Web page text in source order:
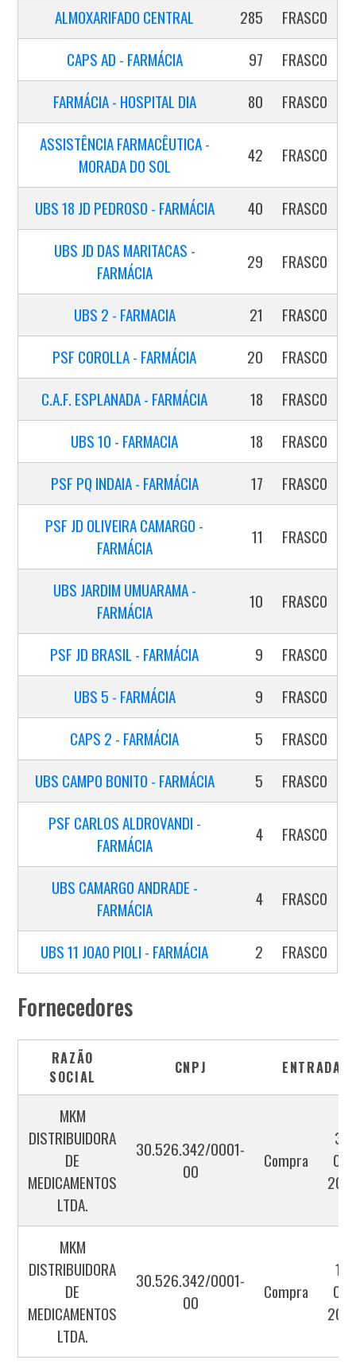
ALMOXARIFADO CENTRAL 285
FRASCO
CAPS AD - FARMÁCIA
97
FRASCO
FARMÁCIA - HOSPITAL DIA
80
FRASCO
ASSISTÊNCIA FARMACÊUTICA -
MORADA DO SOL
42 FRASCO
UBS 18 JD PEDROSO - FARMÁCIA 40
FRASCO
UBS JD DAS MARITACAS -
FARMÁCIA
29 FRASCO
UBS 2 - FARMACIA 21
FRASCO
PSF COROLLA - FARMÁCIA
20
FRASCO
C.A.F. ESPLANADA - FARMÁCIA
18
FRASCO
UBS 10 - FARMACIA
18
FRASCO
PSF PQ INDAIA - FARMÁCIA
17
FRASCO
PSF JD OLIVEIRA CAMARGO -
FARMÁCIA
11 FRASCO
UBS JARDIM UMUARAMA -
FARMÁCIA
10 FRASCO
PSF JD BRASIL - FARMÁCIA 9
FRASCO
UBS 5 - FARMÁCIA
9
FRASCO
CAPS 2 - FARMÁCIA
5
FRASCO
UBS CAMPO BONITO - FARMÁCIA
5
FRASCO
PSF CARLOS ALDROVANDI -
FARMÁCIA
4 FRASCO
UBS CAMARGO ANDRADE -
FARMÁCIA
4 FRASCO
UBS 11 JOAO PIOLI - FARMÁCIA 2 FRASCO
Fornecedores
RAZÃO
SOCIAL
CNPJ ENTRADA
MKM
DISTRIBUIDORA
DE
MEDICAMENTOS
LTDA.
30.526.342/0001-
00
Compra
31-
03-
MKM
DISTRIBUIDORA
DE
MEDICAMENTOS
LTDA.
30.526.342/0001-
00
Compra
11-
06-